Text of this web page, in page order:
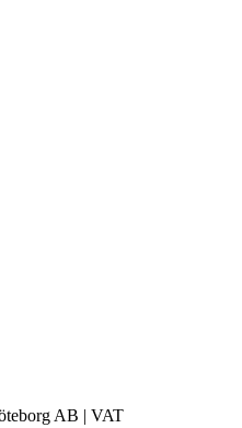
AB | VAT